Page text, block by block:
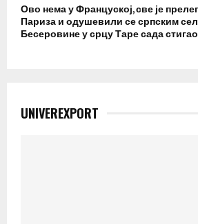
Ово нема у Француској, све је
Париза и одушевили се српским
Бесеровине у срцу Таре сада
UNIVEREXPORT